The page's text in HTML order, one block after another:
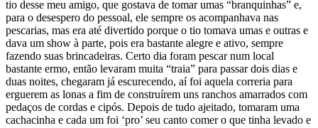
tio desse meu amigo, que gostava de tomar umas “branquinhas” e,
para o desespero do pessoal, ele sempre os acompanhava nas
pescarias, mas era até divertido porque o tio tomava umas e outras e
dava um show à parte, pois era bastante alegre e ativo, sempre
fazendo suas brincadeiras. Certo dia foram pescar num local
bastante ermo, então levaram muita “traia” para passar dois dias e
duas noites, chegaram já escurecendo, aí foi aquela correria para
erguerem as lonas a fim de construírem uns ranchos amarrados com
pedaços de cordas e cipós. Depois de tudo ajeitado, tomaram uma
cachacinha e cada um foi ‘pro’ seu canto comer o que tinha levado e